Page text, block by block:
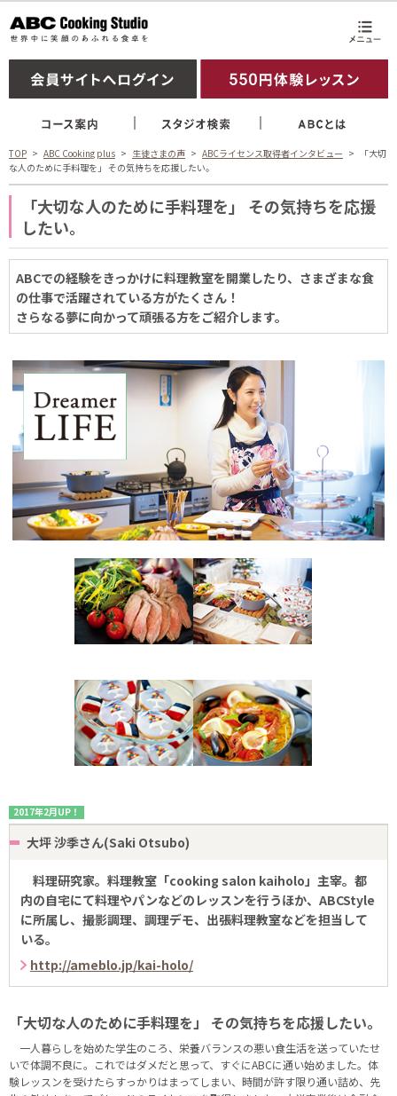
TOP ABC Cooking plus 生徒さまの声 ABCライセンス取得者インタビュー
「大切
な人のために手料理を」 その気持ちを応援したい。
「大切な人のために手料理を」 その気持ちを応援
したい。
ABCでの経験をきっかけに料理教室を開業したり、さまざまな食
の仕事で活躍されている方がたくさん！
さらなる夢に向かって頑張る方をご紹介します。
2017年2月UP！
大坪 沙季さん(Saki Otsubo)
料理研究家。料理教室「cooking salon kaiholo」主宰。都
内の自宅にて料理やパンなどのレッスンを行うほか、ABCStyle
に所属し、撮影調理、調理デモ、出張料理教室などを担当して
いる。
http://ameblo.jp/kai-holo/
「大切な人のために手料理を」 その気持ちを応援したい。
一人暮らしを始めた学生のころ、栄養バランスの悪い食生活を送っていたせ
いで体調不良に。これではダメだと思って、すぐにABCに通い始めました。体
験レッスンを受けたらすっかりはまってしまい、時間が許す限り通い詰め、先